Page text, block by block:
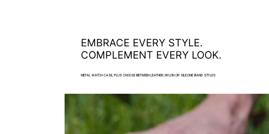
EMBRACE EVERY STYLE.
COMPLEMENT EVERY LOOK.
METAL WATCH CASE, PLUS CHOOSE BETWEEN LEATHER, NYLON OR SILICONE BAND STYLES